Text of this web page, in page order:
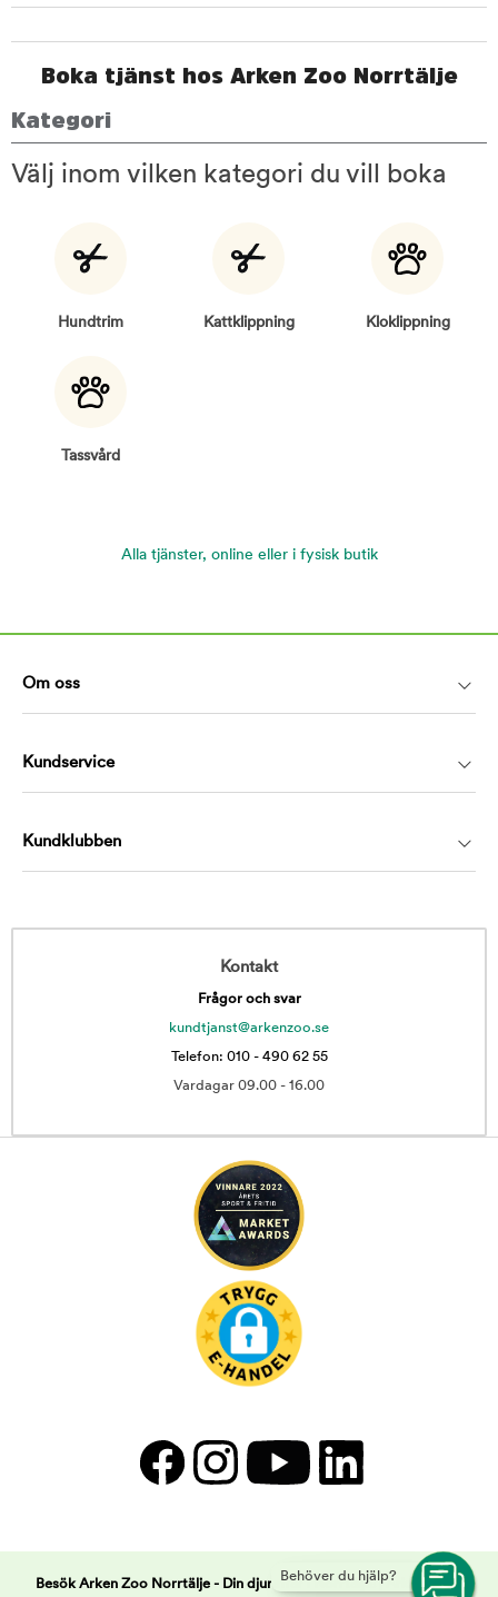
Boka tjänst hos Arken Zoo Norrtälje
Kategori
Välj inom vilken kategori du vill boka
Hundtrim Kattklippning Kloklippning
Tassvård
Alla tjänster, online eller i fysisk butik
Behöver du hjälp?
Om oss
Kundservice
Kundklubben
Kontakt
Frågor och svar
kundtjanst@arkenzoo.se
Telefon: 010 - 490 62 55
Vardagar 09.00 - 16.00
Besök Arken Zoo Norrtälje - Din djuraffär i Norrtälje! | Arken Zoo -